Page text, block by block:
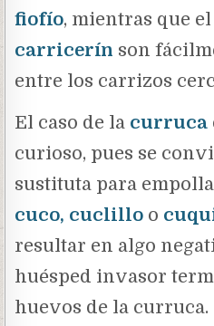
fiofío, mientras que el
carricerín son
entre los carrizos
El caso de la curruca
curioso, pues se
sustituta para
cuco, cuclillo o
resultar en algo
huésped invasor
huevos de la